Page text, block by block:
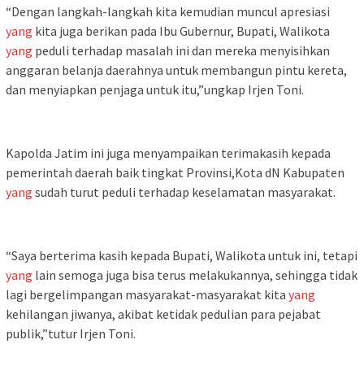
“Dengan langkah-langkah kita kemudian muncul apresiasi
yang kita juga berikan pada Ibu Gubernur, Bupati, Walikota
yang peduli terhadap masalah ini dan mereka menyisihkan
anggaran belanja daerahnya untuk membangun pintu kereta,
dan menyiapkan penjaga untuk itu,”ungkap Irjen Toni.
Kapolda Jatim ini juga menyampaikan terimakasih kepada
pemerintah daerah baik tingkat Provinsi,Kota dN Kabupaten
yang sudah turut peduli terhadap keselamatan masyarakat.
“Saya berterima kasih kepada Bupati, Walikota untuk ini, tetapi
yang lain semoga juga bisa terus melakukannya, sehingga tidak
lagi bergelimpangan masyarakat-masyarakat kita yang
kehilangan jiwanya, akibat ketidak pedulian para pejabat
publik,”tutur Irjen Toni.